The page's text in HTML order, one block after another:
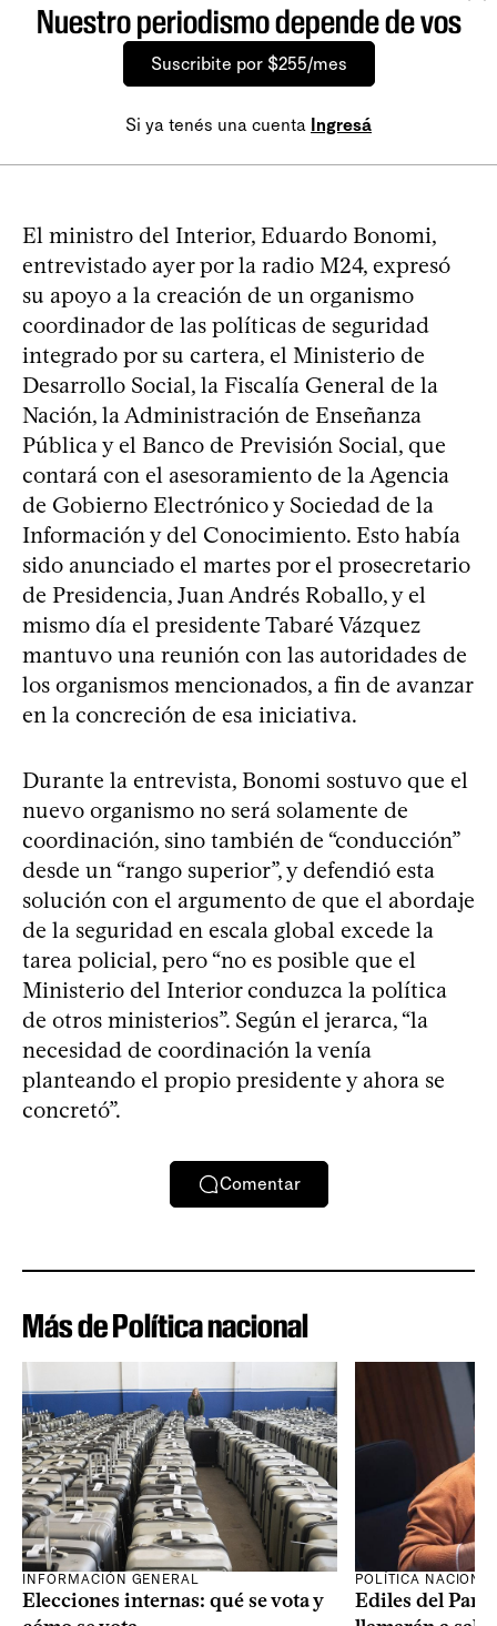
Nuestro periodismo depende de vos
Suscribite por $255/mes
Si ya tenés una cuenta Ingresá
El ministro del Interior, Eduardo Bonomi,
entrevistado ayer por la radio M24, expresó
su apoyo a la creación de un organismo
coordinador de las políticas de seguridad
integrado por su cartera, el Ministerio de
Desarrollo Social, la Fiscalía General de la
Nación, la Administración de Enseñanza
Pública y el Banco de Previsión Social, que
contará con el asesoramiento de la Agencia
de Gobierno Electrónico y Sociedad de la
Información y del Conocimiento. Esto había
sido anunciado el martes por el prosecretario
de Presidencia, Juan Andrés Roballo, y el
mismo día el presidente Tabaré Vázquez
mantuvo una reunión con las autoridades de
los organismos mencionados, a fin de avanzar
en la concreción de esa iniciativa.
Durante la entrevista, Bonomi sostuvo que el
nuevo organismo no será solamente de
coordinación, sino también de “conducción”
desde un “rango superior”, y defendió esta
solución con el argumento de que el abordaje
de la seguridad en escala global excede la
tarea policial, pero “no es posible que el
Ministerio del Interior conduzca la política
de otros ministerios”. Según el jerarca, “la
necesidad de coordinación la venía
planteando el propio presidente y ahora se
concretó”.
Comentar
Más de Política nacional
INFORMACIÓN GENERAL
Elecciones internas: qué se vota y
POLÍTICA
Ediles del